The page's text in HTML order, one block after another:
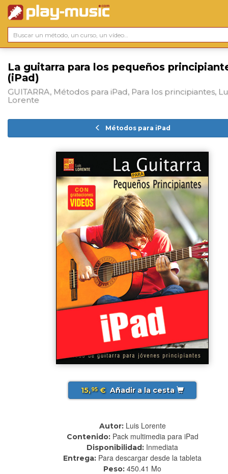
La guitarra para los pequeños
(iPad)
GUITARRA, Métodos para iPad, Para los principiantes,
Lorente
Métodos para iPad
15,95€ Añadir a la cesta
Autor: Luis Lorente
Contenido: Pack multimedia para iPad
Disponibilidad: Inmediata
Entrega: Para descargar desde la tableta
Peso: 450.41 Mo